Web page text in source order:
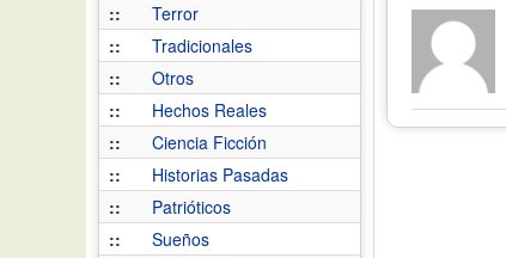
::
Terror
::
Tradicionales
::
Otros
::
Hechos Reales
::
Ciencia Ficción
::
Historias Pasadas
::
Patrióticos
::
Sueños